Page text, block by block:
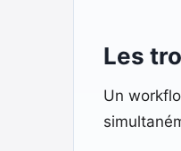
Les
Un